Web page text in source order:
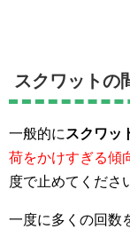
スクワットの
一般的に スクワッ
荷をかけすぎる傾
度で止めてくださ
一度に多くの回数